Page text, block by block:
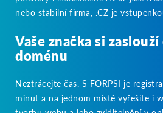
nebo stabilní firma, .CZ je
Vaše značka si
doménu
Neztrácejte čas. S FORPSI je
minut a na jednom místě vyřešíte i